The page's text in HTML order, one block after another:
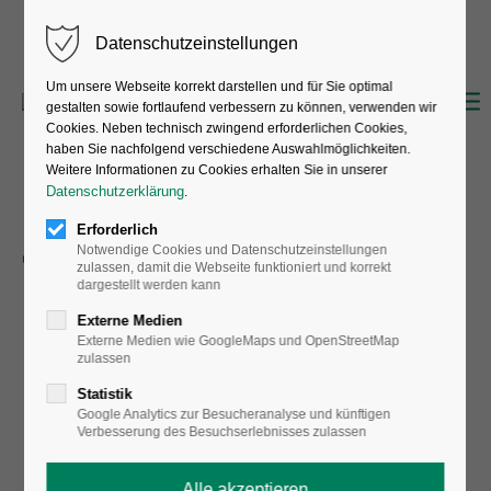
Datenschutzeinstellungen
Um unsere Webseite korrekt darstellen und für Sie optimal
gestalten sowie fortlaufend verbessern zu können, verwenden wir
Cookies. Neben technisch zwingend erforderlichen Cookies,
haben Sie nachfolgend verschiedene Auswahlmöglichkeiten.
Weitere Informationen zu Cookies erhalten Sie in unserer
Datenschutzerklärung.
Erforderlich
Notwendige Cookies und Datenschutzeinstellungen
zulassen, damit die Webseite funktioniert und korrekt
dargestellt werden kann
Externe Medien
Externe Medien wie GoogleMaps und OpenStreetMap
zulassen
Statistik
Google Analytics zur Besucheranalyse und künftigen
Verbesserung des Besuchserlebnisses zulassen